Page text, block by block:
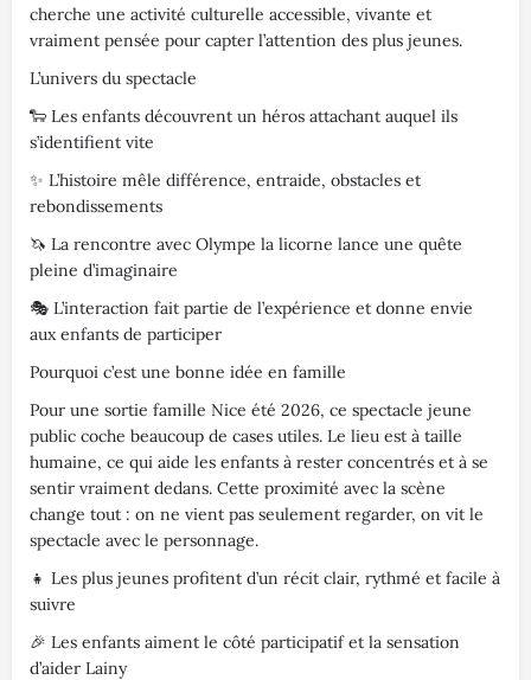
cherche une activité culturelle accessible, vivante et
vraiment pensée pour capter l’attention des plus jeunes.
L’univers du spectacle
🐑 Les enfants découvrent un héros attachant auquel ils
s’identifient vite
✨ L’histoire mêle différence, entraide, obstacles et
rebondissements
🦄 La rencontre avec Olympe la licorne lance une quête
pleine d’imaginaire
🎭 L’interaction fait partie de l’expérience et donne envie
aux enfants de participer
Pourquoi c’est une bonne idée en famille
Pour une sortie famille Nice été 2026, ce spectacle jeune
public coche beaucoup de cases utiles. Le lieu est à taille
humaine, ce qui aide les enfants à rester concentrés et à se
sentir vraiment dedans. Cette proximité avec la scène
change tout : on ne vient pas seulement regarder, on vit le
spectacle avec le personnage.
👧 Les plus jeunes profitent d’un récit clair, rythmé et facile à
suivre
🎉 Les enfants aiment le côté participatif et la sensation
d’aider Lainy